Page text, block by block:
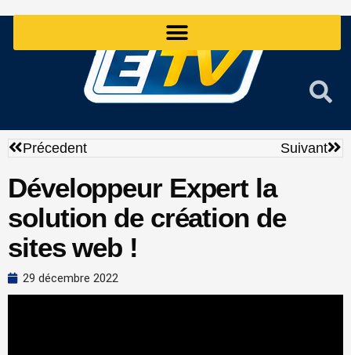
Précédent
Précedent Suivant
Développeur Expert la
solution de création de
sites web !
29 décembre 2022